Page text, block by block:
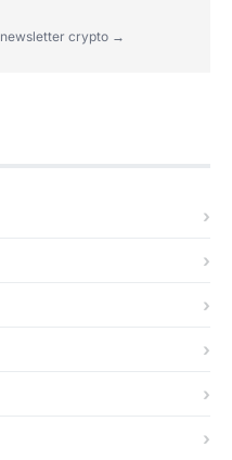
newsletter crypto →